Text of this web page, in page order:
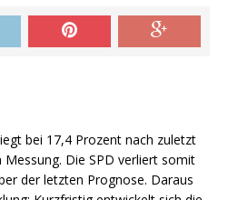
bei 17,4 Prozent nach zuletzt
Die SPD verliert somit
der letzten Prognose. Daraus